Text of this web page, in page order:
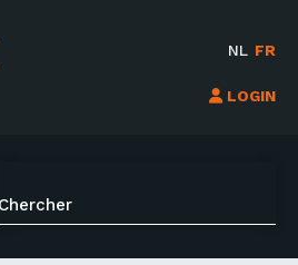
NL FR
LOGIN